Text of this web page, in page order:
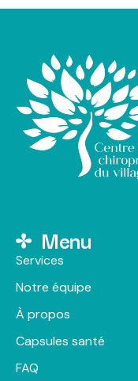
Menu
Services
Notre équipe
À propos
Capsules santé
FAQ